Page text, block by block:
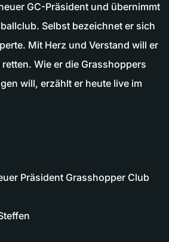
GC-Präsident und übernimmt
Selbst bezeichnet er sich
Mit Herz und Verstand will er
Wie er die Grasshoppers
will, erzählt er heute live im
Präsident Grasshopper Club